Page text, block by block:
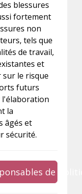
blessures
fortement
non
tels que
de travail,
et
le risque
futurs
l'élaboration
la
âgés et
sécurité.
de